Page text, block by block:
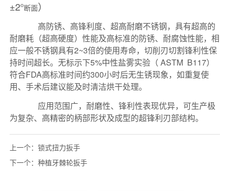
上一个： 锁式扭力扳手
下一个： 种植牙棘轮扳手